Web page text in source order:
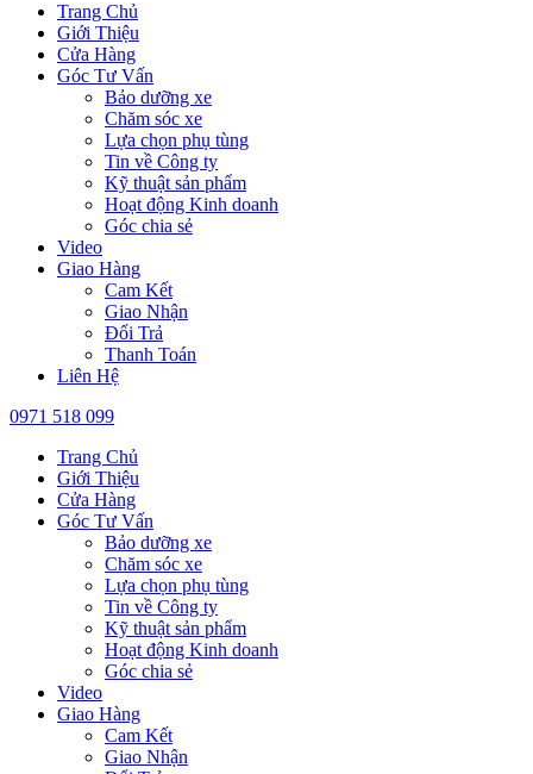
Trang Chủ
Giới Thiệu
Cửa Hàng
Góc Tư Vấn
Bảo dưỡng xe
Chăm sóc xe
Lựa chọn phụ tùng
Tin về Công ty
Kỹ thuật sản phẩm
Hoạt động Kinh doanh
Góc chia sẻ
Video
Giao Hàng
Cam Kết
Giao Nhận
Đổi Trả
Thanh Toán
Liên Hệ
0971 518 099
Trang Chủ
Giới Thiệu
Cửa Hàng
Góc Tư Vấn
Bảo dưỡng xe
Chăm sóc xe
Lựa chọn phụ tùng
Tin về Công ty
Kỹ thuật sản phẩm
Hoạt động Kinh doanh
Góc chia sẻ
Video
Giao Hàng
Cam Kết
Giao Nhận